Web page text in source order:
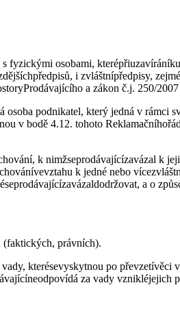
fyzickými osobami,
i zvláštnípředpisy,
a zákon č.j. 250/
podnikatel, který jedná v rámci
v bodě 4.12. tohoto
k nimžseprodávajícízavázal k
k jedné nebo
a o
(faktických, právních).
kterésevyskytnou po převzetívěci
za vady vznikléjejich